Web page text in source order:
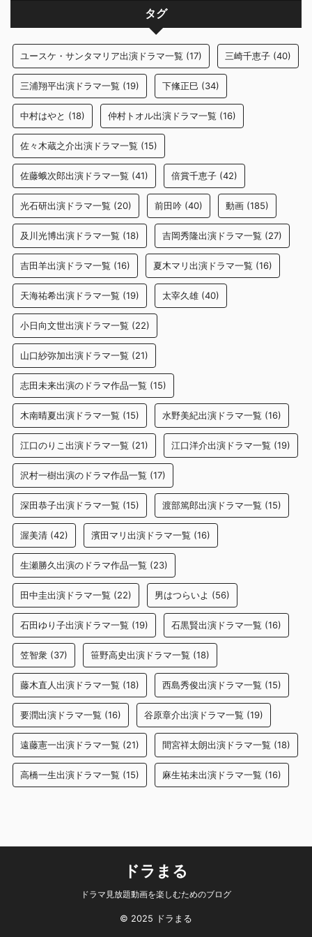
タグ
ユースケ・サンタマリア出演ドラマ一覧 (17) 三崎千恵子 (40)
三浦翔平出演ドラマ一覧 (19) 下絛正巳 (34)
中村はやと (18) 仲村トオル出演ドラマ一覧 (16)
佐々木蔵之介出演ドラマ一覧 (15)
佐藤蛾次郎出演ドラマ一覧 (41) 倍賞千恵子 (42)
光石研出演ドラマ一覧 (20) 前田吟 (40) 動画 (185)
及川光博出演ドラマ一覧 (18) 吉岡秀隆出演ドラマ一覧 (27)
吉田羊出演ドラマ一覧 (16) 夏木マリ出演ドラマ一覧 (16)
天海祐希出演ドラマ一覧 (19) 太宰久雄 (40)
小日向文世出演ドラマ一覧 (22)
山口紗弥加出演ドラマ一覧 (21)
志田未来出演のドラマ作品一覧 (15)
木南晴夏出演ドラマ一覧 (15) 水野美紀出演ドラマ一覧 (16)
江口のりこ出演ドラマ一覧 (21) 江口洋介出演ドラマ一覧 (19)
沢村一樹出演のドラマ作品一覧 (17)
深田恭子出演ドラマ一覧 (15) 渡部篤郎出演ドラマ一覧 (15)
渥美清 (42) 濱田マリ出演ドラマ一覧 (16)
生瀬勝久出演のドラマ作品一覧 (23)
田中圭出演ドラマ一覧 (22) 男はつらいよ (56)
石田ゆり子出演ドラマ一覧 (19) 石黒賢出演ドラマ一覧 (16)
笠智衆 (37) 笹野高史出演ドラマ一覧 (18)
藤木直人出演ドラマ一覧 (18) 西島秀俊出演ドラマ一覧 (15)
要潤出演ドラマ一覧 (16) 谷原章介出演ドラマ一覧 (19)
遠藤憲一出演ドラマ一覧 (21) 間宮祥太朗出演ドラマ一覧 (18)
高橋一生出演ドラマ一覧 (15) 麻生祐未出演ドラマ一覧 (16)
ドラまる
ドラマ見放題動画を楽しむためのブログ
© 2025 ドラまる